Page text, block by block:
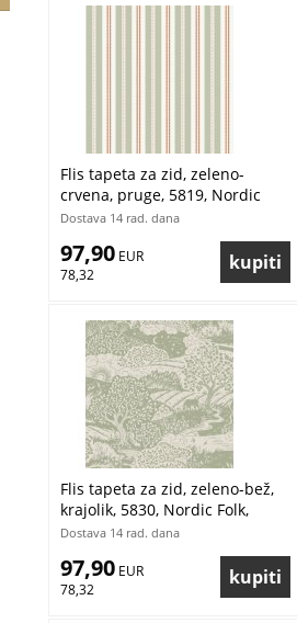
Flis tapeta za zid, zeleno-
crvena, pruge, 5819, Nordic
Folk, Borastapeter | Ljepilo
Dostava 14 rad. dana
97,90 EUR
78,32
Flis tapeta za zid, zeleno-bež,
krajolik, 5830, Nordic Folk,
Borastapeter | Ljepilo Gratis
Dostava 14 rad. dana
97,90 EUR
78,32